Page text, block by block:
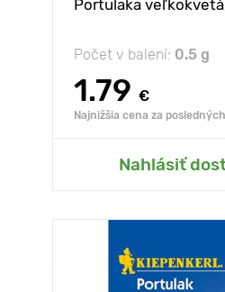
Portulaka
Počet v balení: 0.5 g
1.79 €
Najnižšia cena za
Nahlásiť